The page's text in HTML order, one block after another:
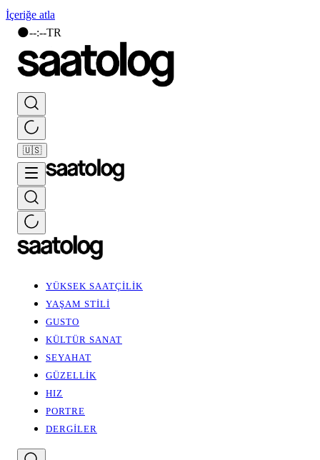
İçeriğe atla
🌑--:--TR
🇺🇸
YÜKSEK SAATÇİLİK
YAŞAM STİLİ
GUSTO
KÜLTÜR SANAT
SEYAHAT
GÜZELLİK
HIZ
PORTRE
DERGİLER